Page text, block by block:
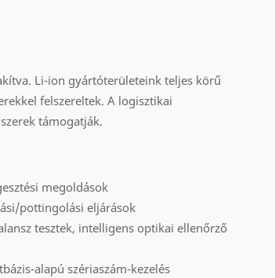
Li-ion gyártóterületeink teljes körű
felszereltek. A logisztikai
támogatják.
megoldások
pottingolási eljárások
tesztek, intelligens optikai ellenőrző
alapú szériaszám-kezelés